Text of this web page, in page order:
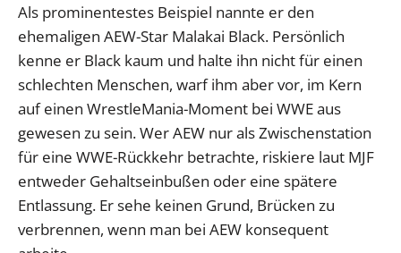
Als prominentestes Beispiel nannte er den
ehemaligen AEW-Star Malakai Black. Persönlich
kenne er Black kaum und halte ihn nicht für einen
schlechten Menschen, warf ihm aber vor, im Kern
auf einen WrestleMania-Moment bei WWE aus
gewesen zu sein. Wer AEW nur als Zwischenstation
für eine WWE-Rückkehr betrachte, riskiere laut MJF
entweder Gehaltseinbußen oder eine spätere
Entlassung. Er sehe keinen Grund, Brücken zu
verbrennen, wenn man bei AEW konsequent